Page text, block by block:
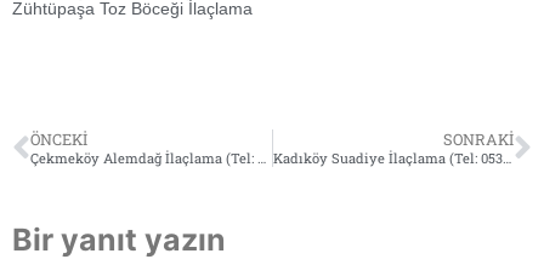
Zühtüpaşa Toz Böceği İlaçlama
ÖNCEKI
Çekmeköy Alemdağ İlaçlama (Tel: 0532 564 18 95)
SONRAKI
Kadıköy Suadiye İlaçlama (Tel: 0532 564 18 95)
Bir yanıt yazın